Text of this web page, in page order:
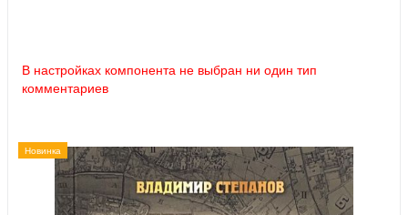
В настройках компонента не выбран ни один тип
комментариев
Новинка